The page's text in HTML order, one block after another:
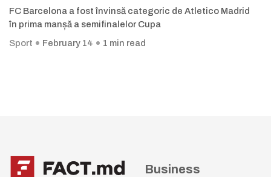
FC Barcelona a fost învinsă categoric de Atletico Madrid
în prima manșă a semifinalelor Cupa
Sport
February 14 1 min read
Business